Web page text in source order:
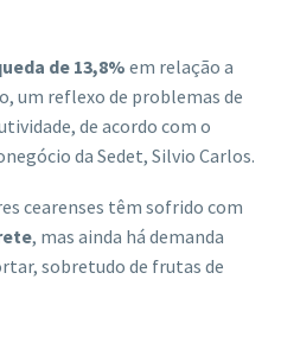
de 13,8%em relação a
um reflexo de problemas de
de acordo com o
da Sedet, Silvio Carlos.
cearenses têm sofrido com
, mas ainda há demanda
sobretudo de frutas de